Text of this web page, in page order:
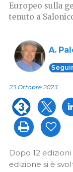
Europeo sulla
tenuto a
A.
23 Ottobre 2023
Dopo 12 edizioni
edizione si è